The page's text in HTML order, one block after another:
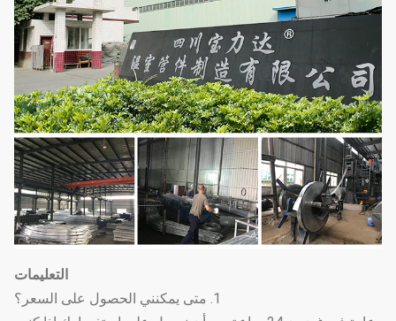
التعليمات
1. متى يمكنني الحصول على السعر؟